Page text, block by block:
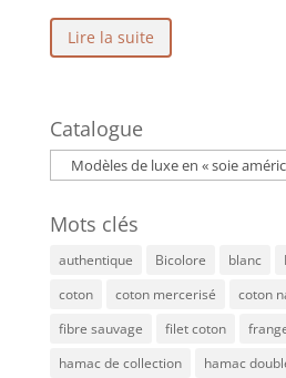
Lire la suite
Catalogue
Mots clés
authentique Bicolore blanc
coton
coton mercerisé coton
fibre sauvage
filet coton
hamac de collection
hamac